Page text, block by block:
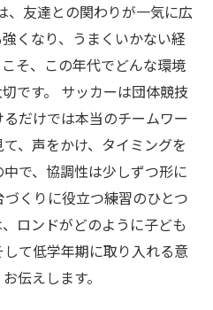
、友達との関わりが一気に広
くなり、うまくいかない経
そ、この年代でどんな環境
です。 サッカーは団体競技
だけでは本当のチームワー
、声をかけ、タイミングを
で、協調性は少しずつ形に
くりに役立つ練習のひとつ
ロンドがどのように子ども
て低学年期に取り入れる意
伝えします。